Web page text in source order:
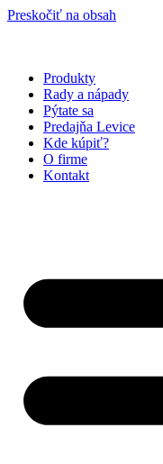
Preskočiť na obsah
Produkty
Rady a nápady
Pýtate sa
Predajňa Levice
Kde kúpiť?
O firme
Kontakt